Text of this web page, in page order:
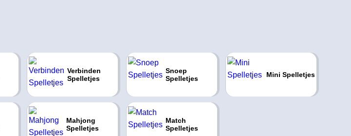
Verbinden
Spelletjes
Snoep
Spelletjes
Mini Spelletjes
Mahjong
Spelletjes
Match
Spelletjes